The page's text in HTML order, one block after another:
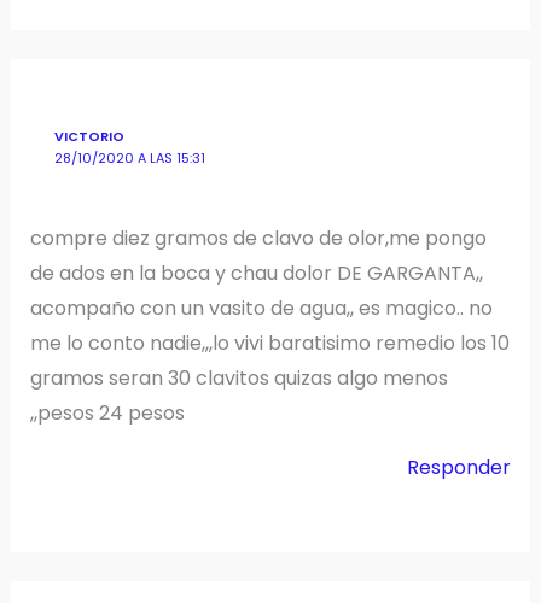
VICTORIO
28/10/2020 A LAS 15:31
compre diez gramos de clavo de olor,me pongo
de ados en la boca y chau dolor DE GARGANTA,,
acompaño con un vasito de agua,, es magico.. no
me lo conto nadie,,,lo vivi baratisimo remedio los 10
gramos seran 30 clavitos quizas algo menos
,,pesos 24 pesos
Responder